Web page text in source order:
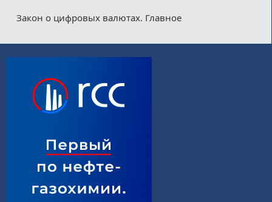
Закон о цифровых валютах. Главное